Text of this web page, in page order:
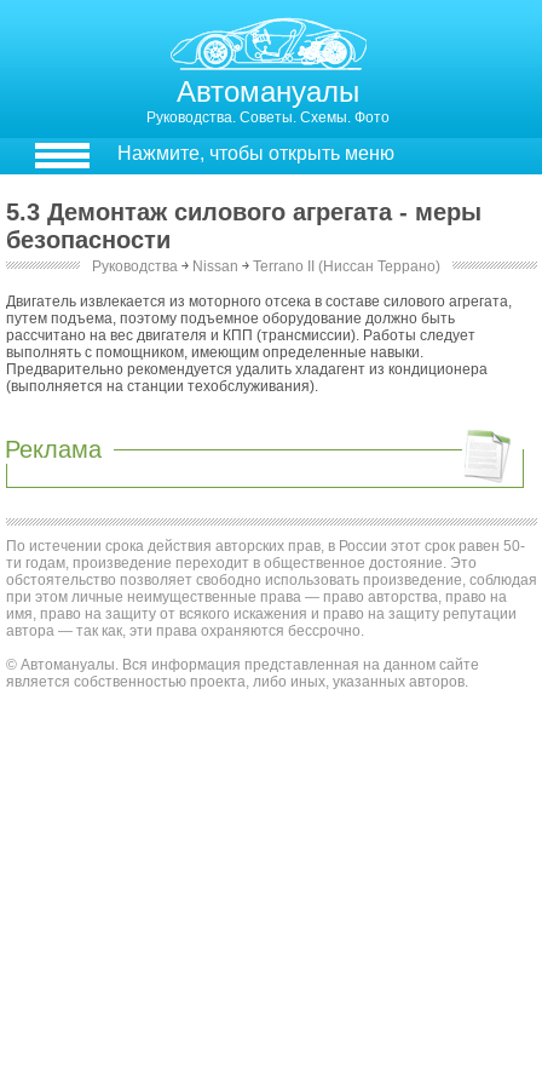
Автомануалы
Руководства. Советы. Схемы. Фото
Нажмите, чтобы открыть меню
5.3 Демонтаж силового агрегата - меры
безопасности
Руководства ￫ Nissan ￫ Terrano II (Ниссан Террано)
Двигатель извлекается из моторного отсека в составе силового агрегата,
путем подъема, поэтому подъемное оборудование должно быть
рассчитано на вес двигателя и КПП (трансмиссии). Работы следует
выполнять с помощником, имеющим определенные навыки.
Предварительно рекомендуется удалить хладагент из кондиционера
(выполняется на станции техобслуживания).
Реклама
По истечении срока действия авторских прав, в России этот срок равен 50-
ти годам, произведение переходит в общественное достояние. Это
обстоятельство позволяет свободно использовать произведение, соблюдая
при этом личные неимущественные права — право авторства, право на
имя, право на защиту от всякого искажения и право на защиту репутации
автора — так как, эти права охраняются бессрочно.
© Автомануалы. Вся информация представленная на данном сайте
является собственностью проекта, либо иных, указанных авторов.